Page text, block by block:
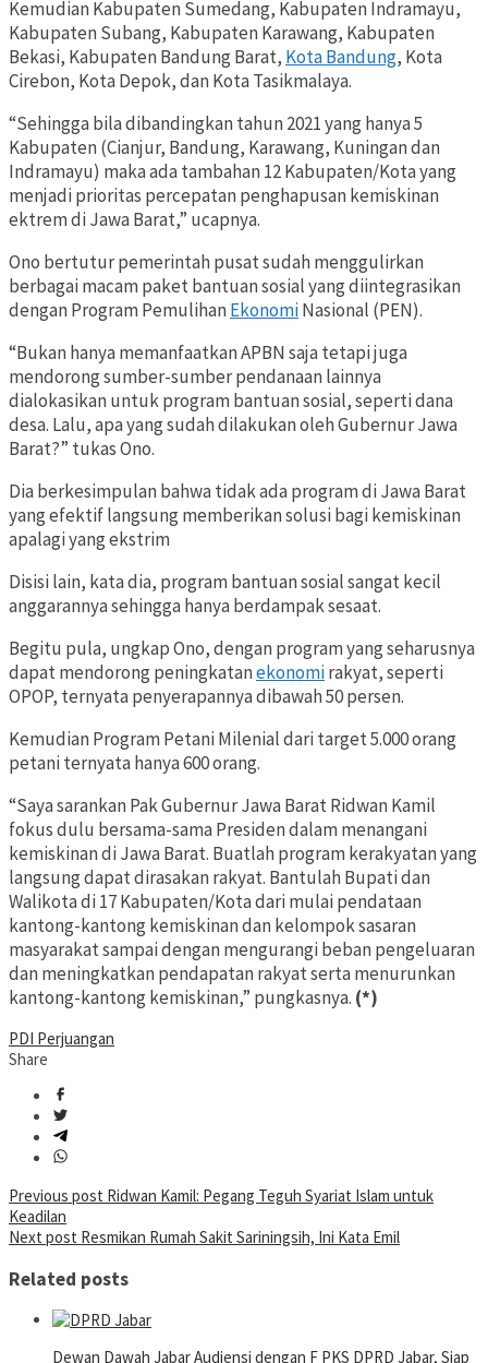
Kemudian Kabupaten Sumedang, Kabupaten Indramayu,
Kabupaten Subang, Kabupaten Karawang, Kabupaten
Bekasi, Kabupaten Bandung Barat, Kota Bandung, Kota
Cirebon, Kota Depok, dan Kota Tasikmalaya.
“Sehingga bila dibandingkan tahun 2021 yang hanya 5
Kabupaten (Cianjur, Bandung, Karawang, Kuningan dan
Indramayu) maka ada tambahan 12 Kabupaten/Kota yang
menjadi prioritas percepatan penghapusan kemiskinan
ektrem di Jawa Barat,” ucapnya.
Ono bertutur pemerintah pusat sudah menggulirkan
berbagai macam paket bantuan sosial yang diintegrasikan
dengan Program PemulihanEkonomiNasional (PEN).
“Bukan hanya memanfaatkan APBN saja tetapi juga
mendorong sumber-sumber pendanaan lainnya
dialokasikan untuk program bantuan sosial, seperti dana
desa. Lalu, apa yang sudah dilakukan oleh Gubernur Jawa
Barat?” tukas Ono.
Dia berkesimpulan bahwa tidak ada program di Jawa Barat
yang efektif langsung memberikan solusi bagi kemiskinan
apalagi yang ekstrim
Disisi lain, kata dia, program bantuan sosial sangat kecil
anggarannya sehingga hanya berdampak sesaat.
Begitu pula, ungkap Ono, dengan program yang seharusnya
dapat mendorong peningkatanekonomirakyat, seperti
OPOP, ternyata penyerapannya dibawah 50 persen.
Kemudian Program Petani Milenial dari target 5.000 orang
petani ternyata hanya 600 orang.
“Saya sarankan Pak Gubernur Jawa Barat Ridwan Kamil
fokus dulu bersama-sama Presiden dalam menangani
kemiskinan di Jawa Barat. Buatlah program kerakyatan yang
langsung dapat dirasakan rakyat. Bantulah Bupati dan
Walikota di 17 Kabupaten/Kota dari mulai pendataan
kantong-kantong kemiskinan dan kelompok sasaran
masyarakat sampai dengan mengurangi beban pengeluaran
dan meningkatkan pendapatan rakyat serta menurunkan
kantong-kantong kemiskinan,” pungkasnya. (*)
PDI Perjuangan
Share
Post
navigation
Previous post Ridwan Kamil: Pegang Teguh Syariat Islam untuk
Keadilan
Next post Resmikan Rumah Sakit Sariningsih, Ini Kata Emil
Related posts
Dewan Dawah Jabar Audiensi dengan F PKS DPRD Jabar, Siap